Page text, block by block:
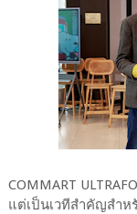
COMMART
แต่เป็นเวทีสำคัญสำ